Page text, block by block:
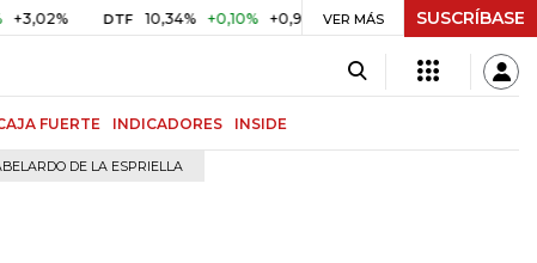
DTF 10,34% +0,10% +0,98% UVR $ 416,96 +$ 0,05 +0,01%
VER MÁS SUSCRÍBASE
FUERTE INDICADORES INSIDE
DE LA ESPRIELLA